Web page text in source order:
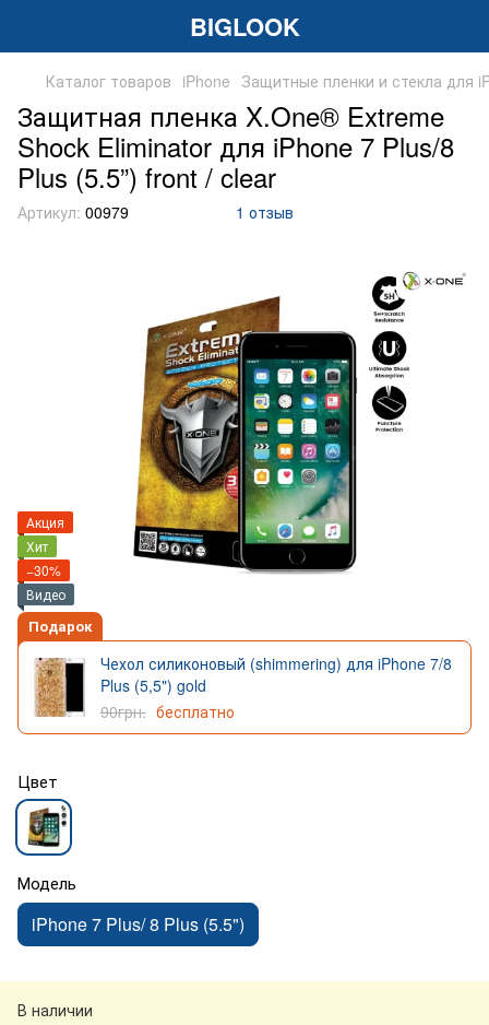
BIGLOOK
Каталог товаров iPhone Защитные пленки и стекла для
Защитная пленка X.One® Extreme
Shock Eliminator для iPhone 7 Plus/8
Plus (5.5”) front / clear
Артикул: 00979 1 отзыв
Акция
Хит
−30%
Видео
Подарок
Чехол силиконовый (shimmering) для iPhone 7/8
Plus (5,5") gold
90грн. бесплатно
Цвет
Модель
iPhone 7 Plus/ 8 Plus (5.5")
В наличии